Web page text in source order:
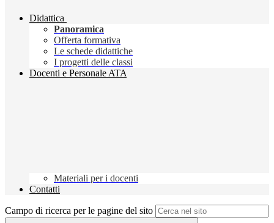
Didattica
Panoramica
Offerta formativa
Le schede didattiche
I progetti delle classi
Docenti e Personale ATA
Materiali per i docenti
Contatti
Campo di ricerca per le pagine del sito